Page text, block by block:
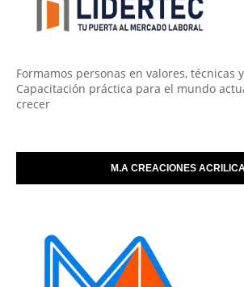
Formamos personas en valores, técnicas
Capacitación práctica para el mundo
crecer
M.A CREACIONES